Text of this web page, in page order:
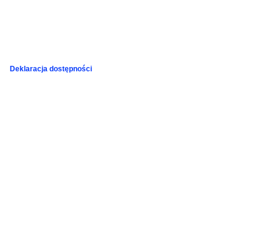
Deklaracja dostępności